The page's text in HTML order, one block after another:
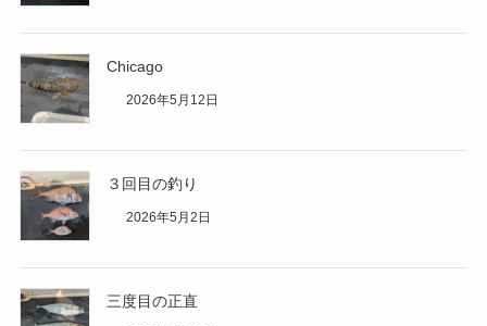
Chicago
2026年5月12日
３回目の釣り
2026年5月2日
三度目の正直